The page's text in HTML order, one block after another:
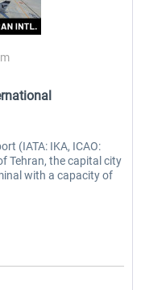
(IATA: IKA, ICAO:
Tehran, the capital city
with a capacity of